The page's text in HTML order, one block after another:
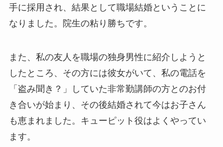
手に採用され、結果として職場結婚ということに
なりました。院生の粘り勝ちです。
また、私の友人を職場の独身男性に紹介しようと
したところ、その方には彼女がいて、私の電話を
「盗み聞き？」していた非常勤講師の方とのお付
き合いが始まり、その後結婚されて今はお子さん
も恵まれました。キューピット役はよくやってい
ます。